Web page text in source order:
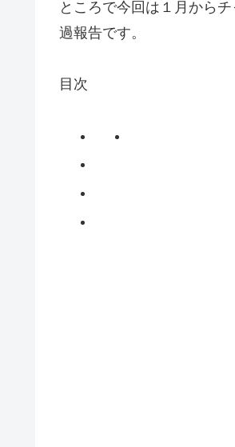
ところで今回は１月からチ
過報告です。
目次